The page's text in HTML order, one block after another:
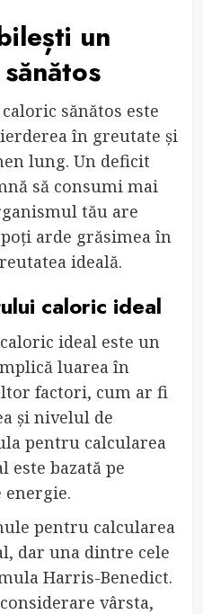
un
sănătos este
în greutate și
lung. Un deficit
să consumi mai
tău are
arde grăsimea în
ideală.
caloric ideal
ideal este un
luarea în
factori, cum ar fi
și nivelul de
pentru calcularea
bazată pe
pentru calcularea
dar una dintre cele
Harris-Benedict.
vârsta,